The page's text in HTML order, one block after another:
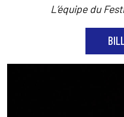
L’équipe du